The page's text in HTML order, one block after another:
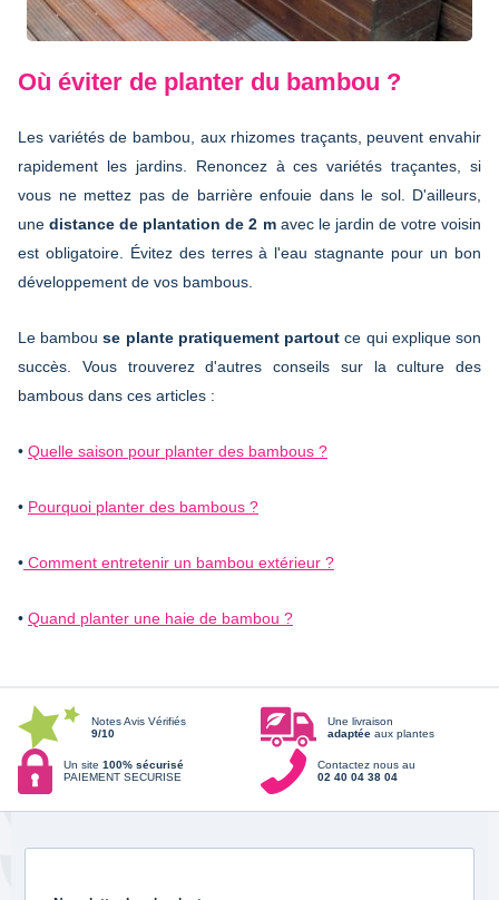
Où éviter de planter du bambou ?
Les variétés de bambou, aux rhizomes traçants, peuvent envahir
rapidement les jardins. Renoncez à ces variétés traçantes, si
vous ne mettez pas de barrière enfouie dans le sol. D'ailleurs,
unedistance de plantation de 2 mavec le jardin de votre voisin
est obligatoire. Évitez des terres à l'eau stagnante pour un bon
développement de vos bambous.
Le bambouse plante pratiquement partout ce qui explique son
succès. Vous trouverez d'autres conseils sur la culture des
bambous dans ces articles :
• Quelle saison pour planter des bambous ?
• Pourquoi planter des bambous ?
• Comment entretenir un bambou extérieur ?
• Quand planter une haie de bambou ?
Notes Avis Vérifiés
9/10
Une livraison
adaptée aux plantes
Un site 100% sécurisé
PAIEMENT SECURISE
Contactez nous au
02 40 04 38 04